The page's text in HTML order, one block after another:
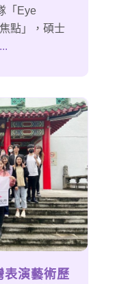
「Eye
點」，碩士
表演藝術歷